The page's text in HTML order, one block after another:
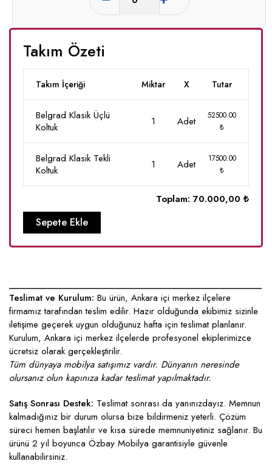
Takım Özeti
Takım İçeriği Miktar X Tutar
Belgrad Klasik Üçlü
Koltuk
1 Adet
52500.00
₺
Belgrad Klasik Tekli
Koltuk
1 Adet
17500.00
₺
Toplam: 70.000,00 ₺
Sepete Ekle
____________________________________________________
Teslimat ve Kurulum: Bu ürün, Ankara içi merkez ilçelere
firmamız tarafından teslim edilir. Hazır olduğunda ekibimiz sizinle
iletişime geçerek uygun olduğunuz hafta için teslimat planlanır.
Kurulum, Ankara içi merkez ilçelerde profesyonel ekiplerimizce
ücretsiz olarak gerçekleştirilir.
Tüm dünyaya mobilya satışımız vardır. Dünyanın neresinde
olursanız olun kapınıza kadar teslimat yapılmaktadır.
Satış Sonrası Destek: Teslimat sonrası da yanınızdayız. Memnun
kalmadığınız bir durum olursa bize bildirmeniz yeterli. Çözüm
süreci hemen başlatılır ve kısa sürede memnuniyetiniz sağlanır. Bu
ürünü 2 yıl boyunca Özbay Mobilya garantisiyle güvenle
kullanabilirsiniz.